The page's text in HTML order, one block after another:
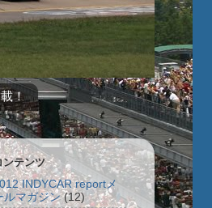
！
ンテンツ
INDYCAR reportメ
ルマガジン (12)